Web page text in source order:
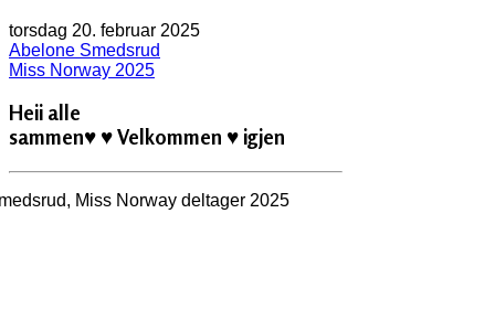
torsdag 20. februar 2025
Abelone Smedsrud
Miss Norway 2025
Heii alle
sammen♥ ♥Velkommen ♥ igjen